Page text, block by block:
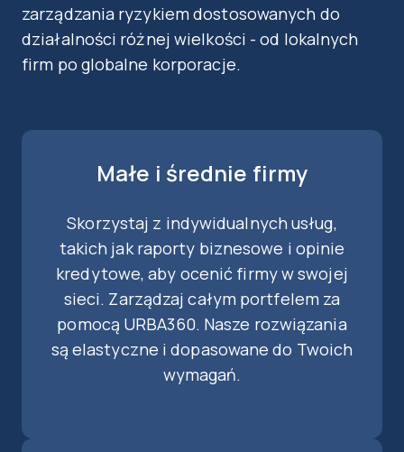
zarządzania ryzykiem dostosowanych do
działalności różnej wielkości - od lokalnych
firm po globalne korporacje.
Małe i średnie firmy
Skorzystaj z indywidualnych usług,
takich jak raporty biznesowe i opinie
kredytowe, aby ocenić firmy w swojej
sieci. Zarządzaj całym portfelem za
pomocą URBA360. Nasze rozwiązania
są elastyczne i dopasowane do Twoich
wymagań.